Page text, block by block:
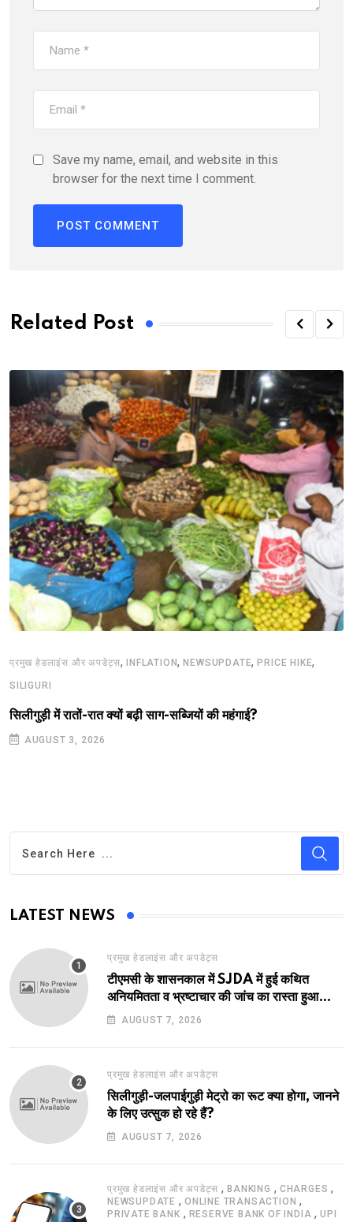
Save my name, email, and website in this
browser for the next time I comment.
Related Post
प्रमुख हेडलाइंस और अपडेट्स, INFLATION,NEWSUPDATE,PRICE HIKE,
SILIGURI
सिलीगुड़ी में रातों-रात क्यों बढ़ी साग-सब्जियों की महंगाई?
AUGUST 3, 2026
LATEST NEWS
प्रमुख हेडलाइंस और अपडेट्स
टीएमसी के शासनकाल में SJDA में हुई कथित
अनियमितता व भ्रष्टाचार की जांच का रास्ता हुआ
प्रशस्त! एक नए अवतार में लौटा SJDA!
AUGUST 7, 2026
प्रमुख हेडलाइंस और अपडेट्स
सिलीगुड़ी-जलपाईगुड़ी मेट्रो का रूट क्या होगा, जानने
के लिए उत्सुक हो रहे हैं?
AUGUST 7, 2026
प्रमुख हेडलाइंस और अपडेट्स ,BANKING , CHARGES ,
NEWSUPDATE , ONLINE TRANSACTION ,
PRIVATE BANK , RESERVE BANK OF INDIA ,UPI